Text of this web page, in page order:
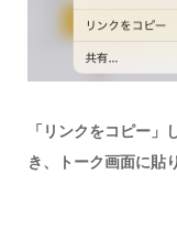
「リンクをコピー
き、トーク画面に貼